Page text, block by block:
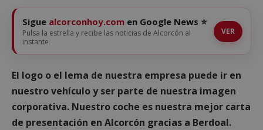
Sigue alcorconhoy.com en Google News ⭐
Pulsa la estrella y recibe las noticias de Alcorcón al
instante
VER
El logo o el lema de nuestra empresa puede ir en
nuestro vehículo y ser parte de nuestra imagen
corporativa. Nuestro coche es nuestra mejor carta
de presentación en Alcorcón gracias a Berdoal.